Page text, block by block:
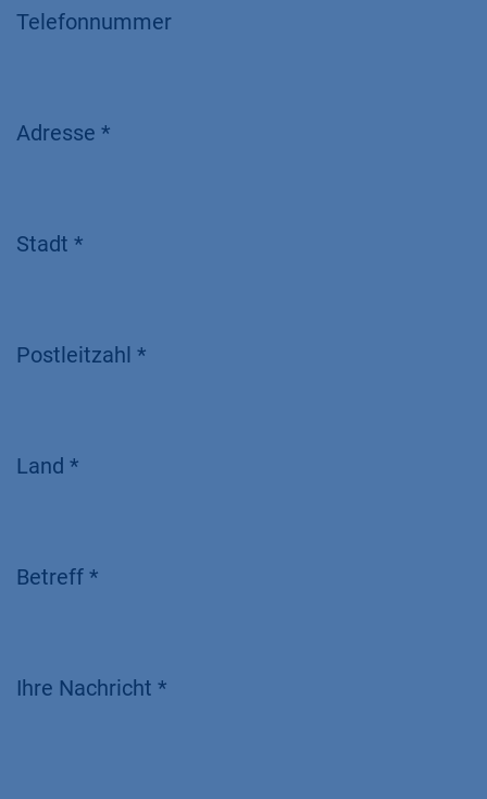
Telefonnummer
Adresse *
Stadt *
Postleitzahl *
Land *
Betreff *
Ihre Nachricht *